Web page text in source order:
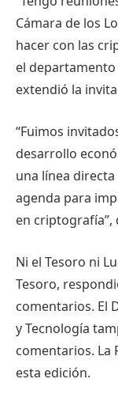
Cámara de los
hacer con las
el
extendió la
“Fuimos
desarrollo
una línea
agenda para
en criptografía”,
Ni el Tesoro ni
Tesoro,
comentarios. El
y Tecnología
comentarios. La
esta edición.